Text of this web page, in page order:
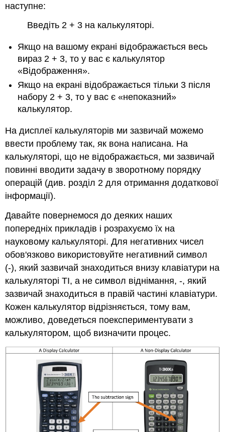
наступне:
Введіть 2 + 3 на калькуляторі.
Якщо на вашому екрані відображається весь
вираз 2 + 3, то у вас є калькулятор
«Відображення».
Якщо на екрані відображається тільки 3 після
набору 2 + 3, то у вас є «непоказний»
калькулятор.
На дисплеї калькуляторів ми зазвичай можемо
ввести проблему так, як вона написана. На
калькуляторі, що не відображається, ми зазвичай
повинні вводити задачу в зворотному порядку
операцій (див. розділ 2 для отримання додаткової
інформації).
Давайте повернемося до деяких наших
попередніх прикладів і розрахуємо їх на
науковому калькуляторі. Для негативних чисел
обов'язково використовуйте негативний символ
(-), який зазвичай знаходиться внизу клавіатури на
калькуляторі TI, а не символ віднімання, -, який
зазвичай знаходиться в правій частині клавіатури.
Кожен калькулятор відрізняється, тому вам,
можливо, доведеться поекспериментувати з
калькулятором, щоб визначити процес.